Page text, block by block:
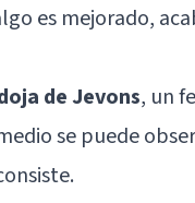
es mejorado,
de Jevons, un
se puede